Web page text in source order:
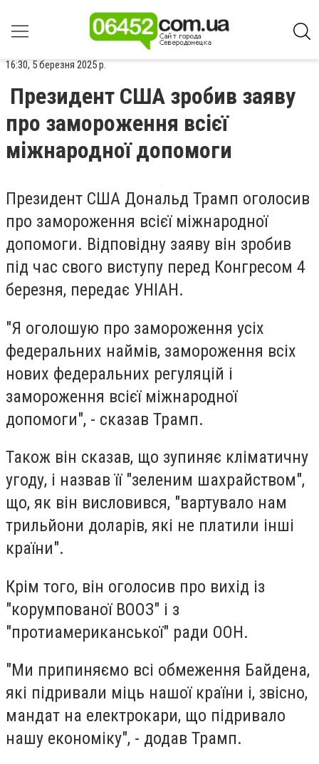
16:30, 5 березня 2025 р.
Президент США зробив заяву
про замороження всієї
міжнародної допомоги
Президент США Дональд Трамп оголосив
про замороження всієї міжнародної
допомоги. Відповідну заяву він зробив
під час свого виступу перед Конгресом 4
березня, передає УНІАН.
"Я оголошую про замороження усіх
федеральних наймів, замороження всіх
нових федеральних регуляцій і
замороження всієї міжнародної
допомоги", - сказав Трамп.
Також він сказав, що зупиняє кліматичну
угоду, і назвав її "зеленим шахрайством",
що, як він висловився, "вартувало нам
трильйони доларів, які не платили інші
країни".
Крім того, він оголосив про вихід із
"корумпованої ВООЗ" і з
"протиамериканської" ради ООН.
"Ми припиняємо всі обмеження Байдена,
які підривали міць нашої країни і, звісно,
мандат на електрокари, що підривало
нашу економіку", - додав Трамп.